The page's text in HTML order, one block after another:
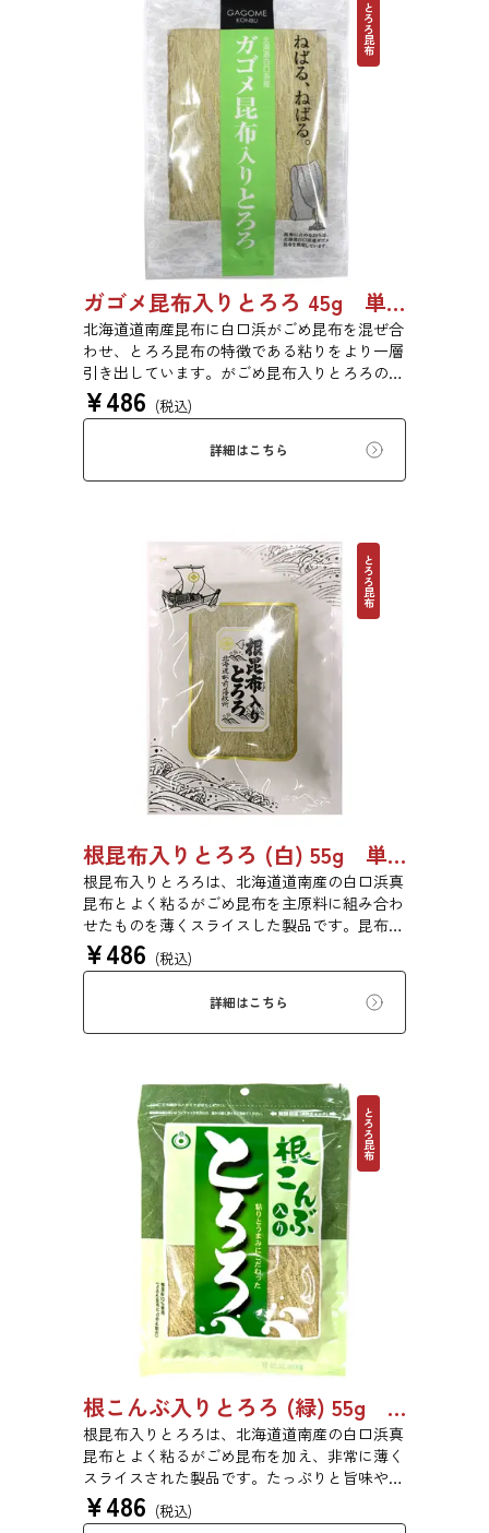
とろろ昆布
ガゴメ昆布入りとろろ 45g 単品 5袋セット 20袋セット 1774
北海道道南産昆布に白口浜がごめ昆布を混ぜ合
わせ、とろろ昆布の特徴である粘りをより一層
引き出しています。がごめ昆布入りとろろの粘
りと旨味をぜひご賞味ください。
¥486 (税込)
詳細はこちら
とろろ昆布
根昆布入りとろろ (白) 55g 単品 5袋 20袋 3429
根昆布入りとろろは、北海道道南産の白口浜真
昆布とよく粘るがごめ昆布を主原料に組み合わ
せたものを薄くスライスした製品です。昆布本
来の風味を存分にご賞味ください。
¥486 (税込)
詳細はこちら
とろろ昆布
根こんぶ入りとろろ (緑) 55g 単品 5袋セット 20袋セット 3054
根昆布入りとろろは、北海道道南産の白口浜真
昆布とよく粘るがごめ昆布を加え、非常に薄く
スライスされた製品です。たっぷりと旨味や粘
りがあり、昆布本来の風味を存分にご賞味いた
だけます。現代の食生活にぜひ一日一度、お好
¥486 (税込)